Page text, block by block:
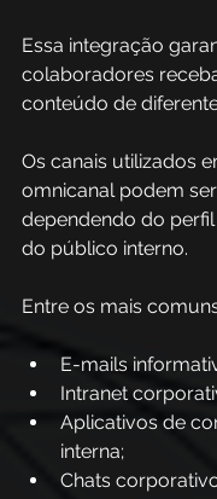
Essa integração
colaboradores
conteúdo de
Os canais utilizados
omnicanal podem
dependendo do
do público interno.
Entre os mais
E-mails
Intranet
Aplicativos de
interna;
Chats